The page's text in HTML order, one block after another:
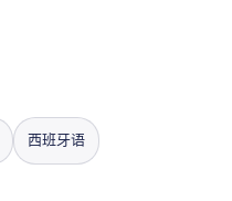
西班牙语